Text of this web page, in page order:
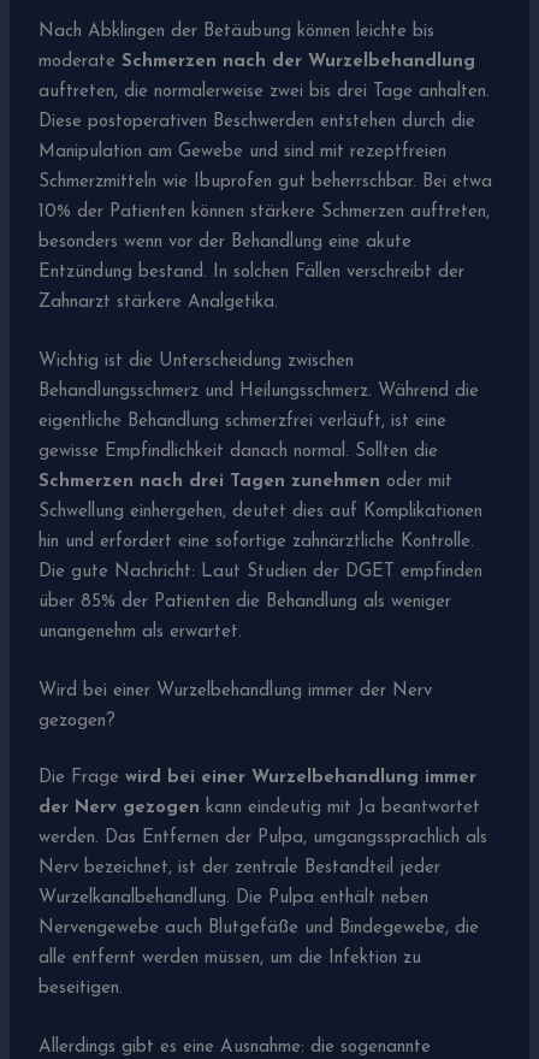
Nach Abklingen der Betäubung können leichte bis
moderateSchmerzen nach der Wurzelbehandlung
auftreten, die normalerweise zwei bis drei Tage anhalten.
Diese postoperativen Beschwerden entstehen durch die
Manipulation am Gewebe und sind mit rezeptfreien
Schmerzmitteln wie Ibuprofen gut beherrschbar. Bei etwa
10% der Patienten können stärkere Schmerzen auftreten,
besonders wenn vor der Behandlung eine akute
Entzündung bestand. In solchen Fällen verschreibt der
Zahnarzt stärkere Analgetika.
Wichtig ist die Unterscheidung zwischen
Behandlungsschmerz und Heilungsschmerz. Während die
eigentliche Behandlung schmerzfrei verläuft, ist eine
gewisse Empfindlichkeit danach normal. Sollten die
Schmerzen nach drei Tagen zunehmen oder mit
Schwellung einhergehen, deutet dies auf Komplikationen
hin und erfordert eine sofortige zahnärztliche Kontrolle.
Die gute Nachricht: Laut Studien der DGET empfinden
über 85% der Patienten die Behandlung als weniger
unangenehm als erwartet.
Wird bei einer Wurzelbehandlung immer der Nerv
gezogen?
Die Fragewird bei einer Wurzelbehandlung immer
der Nerv gezogen kann eindeutig mit Ja beantwortet
werden. Das Entfernen der Pulpa, umgangssprachlich als
Nerv bezeichnet, ist der zentrale Bestandteil jeder
Wurzelkanalbehandlung. Die Pulpa enthält neben
Nervengewebe auch Blutgefäße und Bindegewebe, die
alle entfernt werden müssen, um die Infektion zu
beseitigen.
Allerdings gibt es eine Ausnahme: die sogenannte